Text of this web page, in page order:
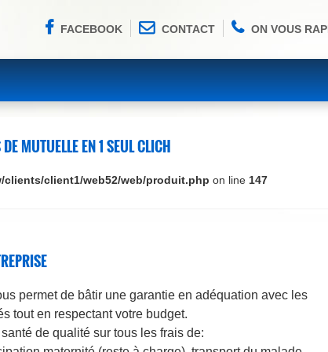
FACEBOOK CONTACT ON VOUS
MUTUELLE EN 1 SEUL CLICH
clients/client1/web52/web/produit.php on line 147
permet de bâtir une garantie en adéquation avec les
tout en respectant votre budget.
de qualité sur tous les frais de: